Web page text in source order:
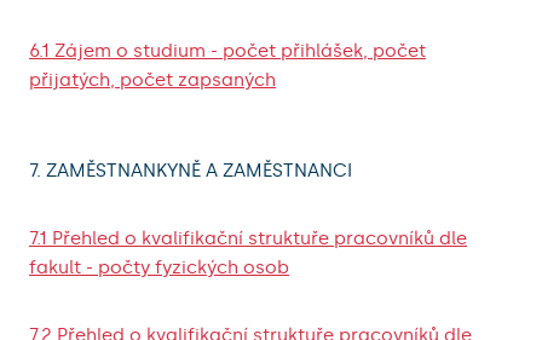
6.1 Zájem o studium - počet přihlášek, počet
přijatých, počet zapsaných
7. ZAMĚSTNANKYNĚ A ZAMĚSTNANCI
7.1 Přehled o kvalifikační struktuře pracovníků dle
fakult - počty fyzických osob
7.2 Přehled o kvalifikační struktuře pracovníků dle